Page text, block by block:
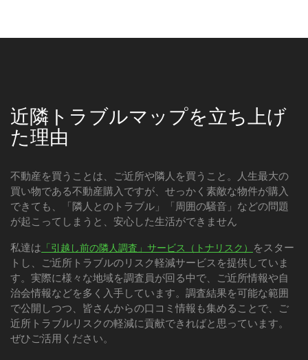
近隣トラブルマップを立ち上げ
た理由
不動産を買うことは、ご近所や隣人を買うこと。人生最大の
買い物である不動産購入ですが、せっかく素敵な物件が購入
できても、「隣人とのトラブル」「周囲の騒音」などの問題
が起こってしまうと、安心した生活ができません
私達は 「引越し前の隣人調査」サービス（トナリスク） をスター
トし、ご近所トラブルのリスク軽減サービスを提供していま
す。実際に様々な地域を調査員が回る中で、ご近所情報や自
治会情報などを多く入手しています。調査結果を可能な範囲
で公開しつつ、皆さんからの口コミ情報も集めることで、ご
近所トラブルリスクの軽減に貢献できればと思っています。
ぜひご活用ください。